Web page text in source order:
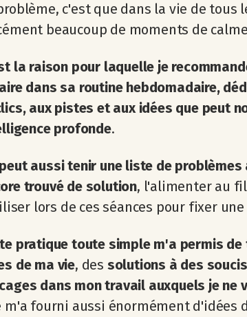
c'est que dans la vie de tous
beaucoup de moments de
la raison pour laquelle je
dans sa routine hebdomadaire,
aux pistes et aux idées que peut
profonde.
aussi tenir une liste de
trouvé de solution, l'alimenter au
lors de ces séances pour fixer
pratique toute simple m'a permis
de ma vie, des solutions à des
dans mon travail auxquels je ne
m'a fourni aussi énormément d'idées